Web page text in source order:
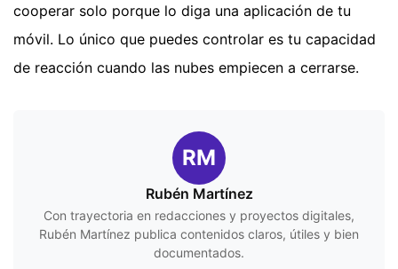
cooperar solo porque lo diga una aplicación de tu
móvil. Lo único que puedes controlar es tu capacidad
de reacción cuando las nubes empiecen a cerrarse.
RM
Rubén Martínez
Con trayectoria en redacciones y proyectos digitales,
Rubén Martínez publica contenidos claros, útiles y bien
documentados.